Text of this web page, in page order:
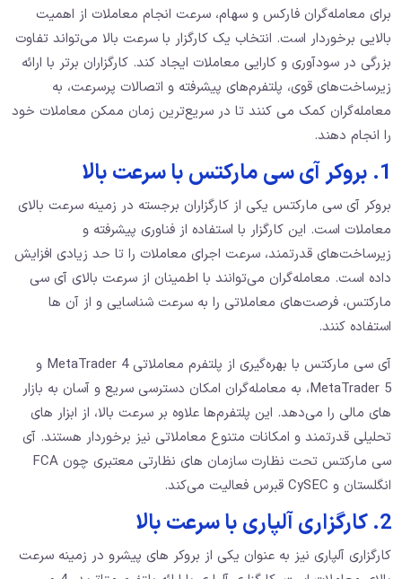
برای معامله‌گران فارکس و سهام، سرعت انجام معاملات از اهمیت
بالایی برخوردار است. انتخاب یک کارگزار با سرعت بالا می‌تواند تفاوت
بزرگی در سودآوری و کارایی معاملات ایجاد کند. کارگزاران برتر با ارائه
زیرساخت‌های قوی، پلتفرم‌های پیشرفته و اتصالات پرسرعت، به
معامله‌گران کمک می کنند تا در سریع‌ترین زمان ممکن معاملات خود
را انجام دهند.
1. بروکر آی سی مارکتس با سرعت بالا
بروکر آی سی مارکتس یکی از کارگزاران برجسته در زمینه سرعت بالای
معاملات است. این کارگزار با استفاده از فناوری پیشرفته و
زیرساخت‌های قدرتمند، سرعت اجرای معاملات را تا حد زیادی افزایش
داده است. معامله‌گران می‌توانند با اطمینان از سرعت بالای آی سی
مارکتس، فرصت‌های معاملاتی را به سرعت شناسایی و از آن ها
استفاده کنند.
آی سی مارکتس با بهره‌گیری از پلتفرم معاملاتی MetaTrader 4 و
MetaTrader 5، به معامله‌گران امکان دسترسی سریع و آسان به بازار
های مالی را می‌دهد. این پلتفرم‌ها علاوه بر سرعت بالا، از ابزار های
تحلیلی قدرتمند و امکانات متنوع معاملاتی نیز برخوردار هستند. آی
سی مارکتس تحت نظارت سازمان های نظارتی معتبری چون FCA
انگلستان و CySEC قبرس فعالیت می‌کند.
2. کارگزاری آلپاری با سرعت بالا
کارگزاری آلپاری نیز به عنوان یکی از بروکر های پیشرو در زمینه سرعت